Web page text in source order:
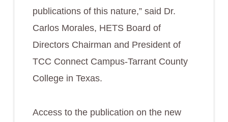
publications of this nature,” said Dr.
Carlos Morales, HETS Board of
Directors Chairman and President of
TCC Connect Campus-Tarrant County
College in Texas.
Access to the publication on the new